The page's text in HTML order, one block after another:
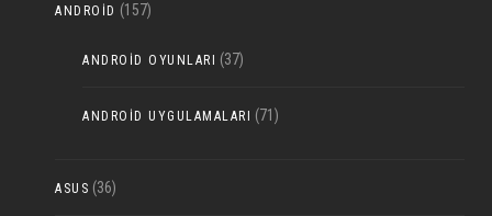
ANDROID (157)
ANDROID OYUNLARI (37)
ANDROID UYGULAMALARI (71)
ASUS (36)